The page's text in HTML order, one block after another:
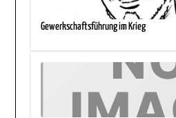
Gewerkschaftsführung im Krieg